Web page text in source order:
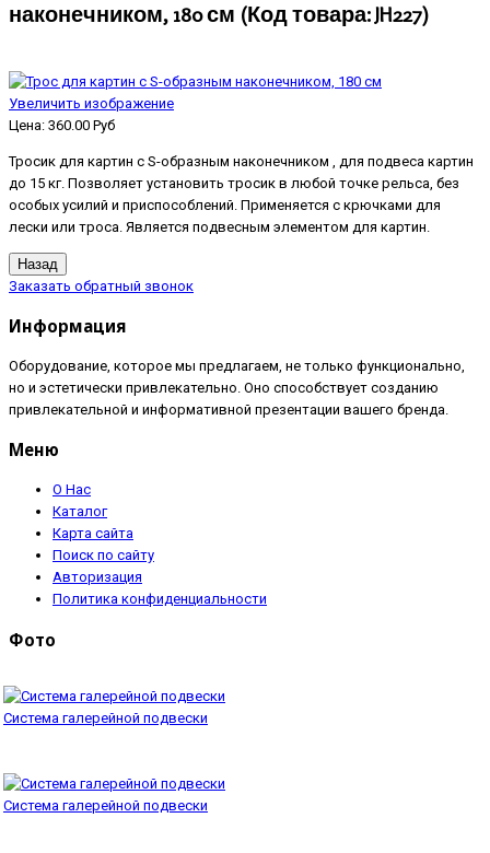
наконечником, 180 см (Код товара:JH227)
Увеличить изображение
Цена: 360.00 Руб
Тросик для картин с S-образным наконечником , для подвеса картин
до 15 кг. Позволяет установить тросик в любой точке рельса, без
особых усилий и приспособлений. Применяется с крючками для
лески или троса. Является подвесным элементом для картин.
Заказать обратный звонок
Информация
Оборудование, которое мы предлагаем, не только функционально,
но и эстетически привлекательно. Оно способствует созданию
привлекательной и информативной презентации вашего бренда.
Меню
О Нас
Каталог
Карта сайта
Поиск по сайту
Авторизация
Политика конфиденциальности
Фото
Система галерейной подвески
Система галерейной подвески